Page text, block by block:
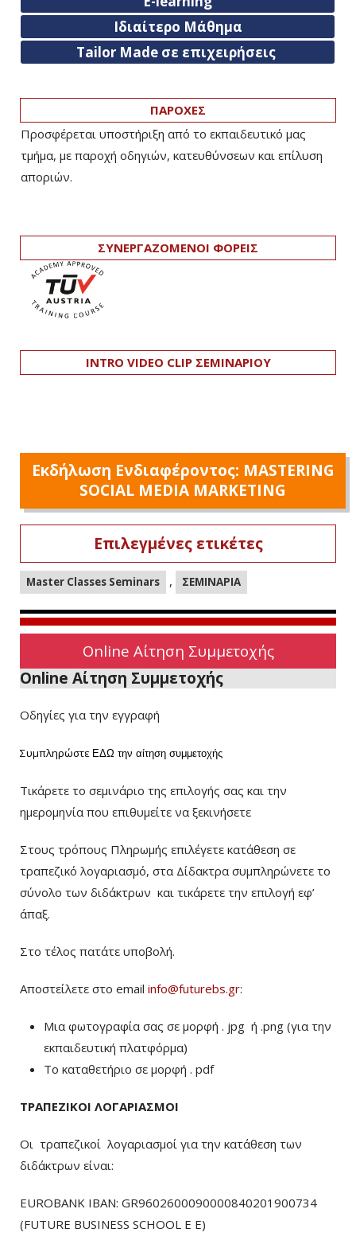
Ιδιαίτερο Μάθημα
Tailor Made σε επιχειρήσεις
ΠΑΡΟΧΕΣ
Προσφέρεται υποστήριξη από το εκπαιδευτικό μας
τμήμα, με παροχή οδηγιών, κατευθύνσεων και επίλυση
αποριών.
ΣΥΝΕΡΓΑΖΟΜΕΝΟΙ ΦΟΡΕΙΣ
INTRO VIDEO CLIP ΣΕΜΙΝΑΡΙΟΥ
Εκδήλωση Ενδιαφέροντος: MASTERING
SOCIAL MEDIA MARKETING
Επιλεγμένες ετικέτες
Master Classes Seminars , ΣΕΜΙΝΑΡΙΑ
Online Αίτηση Συμμετοχής
Online Αίτηση Συμμετοχής
Οδηγίες για την εγγραφή
Συμπληρώστε ΕΔΩ την αίτηση συμμετοχής
Τικάρετε το σεμινάριο της επιλογής σας και την
ημερομηνία που επιθυμείτε να ξεκινήσετε
Στους τρόπους Πληρωμής επιλέγετε κατάθεση σε
τραπεζικό λογαριασμό, στα Δίδακτρα συμπληρώνετε το
σύνολο των διδάκτρων και τικάρετε την επιλογή εφ’
άπαξ.
Στο τέλος πατάτε υποβολή.
Αποστείλετε στο email info@futurebs.gr:
Μια φωτογραφία σας σε μορφή . jpg ή .png (για την
εκπαιδευτική πλατφόρμα)
To καταθετήριο σε μορφή . pdf
ΤΡΑΠΕΖΙΚΟΙ ΛΟΓΑΡΙΑΣΜΟΙ
Οι τραπεζικοί λογαριασμοί για την κατάθεση των
διδάκτρων είναι:
EUROBANK IBAN: GR9602600090000840201900734
(FUTURE BUSINESS SCHOOL E E)